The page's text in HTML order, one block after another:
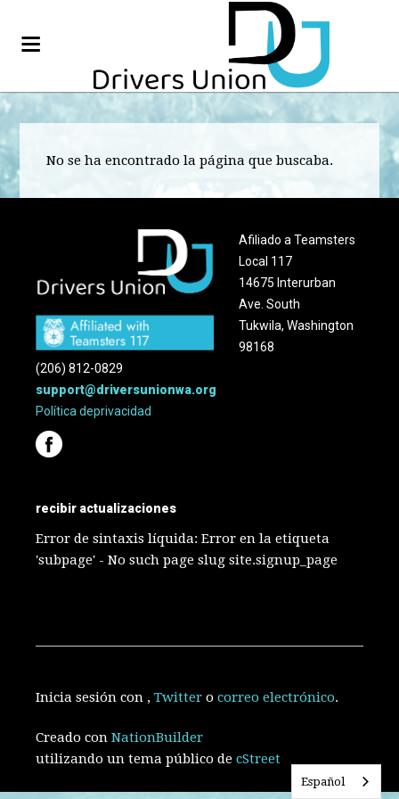
No se ha encontrado la página que buscaba.
Afiliado a Teamsters
Local 117
14675 Interurban
Ave. South
Tukwila, Washington
98168
(206) 812-0829
support@driversunionwa.org
Política deprivacidad
recibir actualizaciones
Error de sintaxis líquida: Error en la etiqueta
'subpage' - No such page slug site.signup_page
Inicia sesión con ,Twitter ocorreo electrónico.
Creado conNationBuilder
utilizando un tema público decStreet
Español